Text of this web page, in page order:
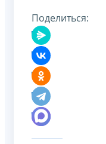
Поделиться: